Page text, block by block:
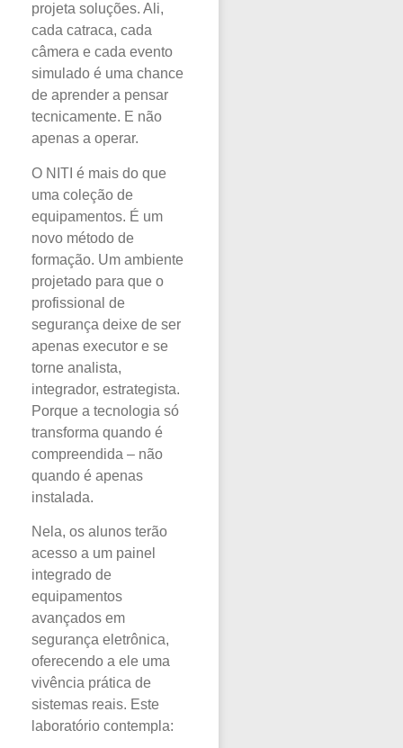
projeta soluções. Ali,
cada catraca, cada
câmera e cada evento
simulado é uma chance
de aprender a pensar
tecnicamente. E não
apenas a operar.
O NITI é mais do que
uma coleção de
equipamentos. É um
novo método de
formação. Um ambiente
projetado para que o
profissional de
segurança deixe de ser
apenas executor e se
torne analista,
integrador, estrategista.
Porque a tecnologia só
transforma quando é
compreendida – não
quando é apenas
instalada.
Nela, os alunos terão
acesso a um painel
integrado de
equipamentos
avançados em
segurança eletrônica,
oferecendo a ele uma
vivência prática de
sistemas reais. Este
laboratório contempla: